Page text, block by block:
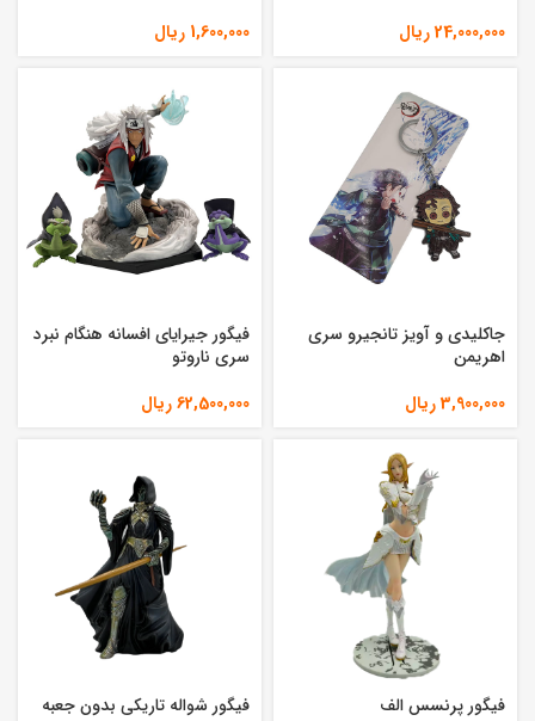
24,000,000ریال
1,600,000 ریال
جاکلیدی و آویز تانجیرو سری
اهریمن
3,900,000ریال
فیگور جیرایای افسانه هنگام نبرد
سری ناروتو
62,500,000ریال
فیگور پرنسس الف فیگور شواله تاریکی بدون جعبه